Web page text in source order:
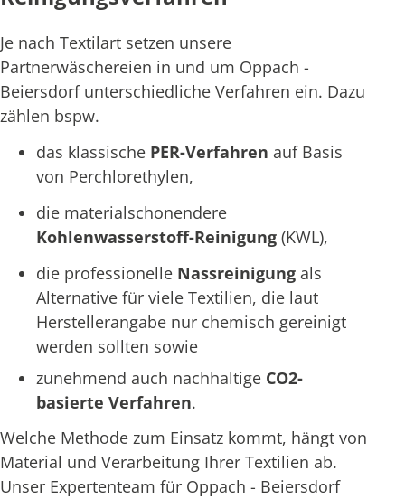
Je nach Textilart setzen unsere
Partnerwäschereien in und um Oppach -
Beiersdorf unterschiedliche Verfahren ein. Dazu
zählen bspw.
das klassische PER-Verfahren auf Basis
von Perchlorethylen,
die materialschonendere
Kohlenwasserstoff-Reinigung (KWL),
die professionelle Nassreinigung als
Alternative für viele Textilien, die laut
Herstellerangabe nur chemisch gereinigt
werden sollten sowie
zunehmend auch nachhaltige CO2-
basierte Verfahren.
Welche Methode zum Einsatz kommt, hängt von
Material und Verarbeitung Ihrer Textilien ab.
Unser Expertenteam für Oppach - Beiersdorf